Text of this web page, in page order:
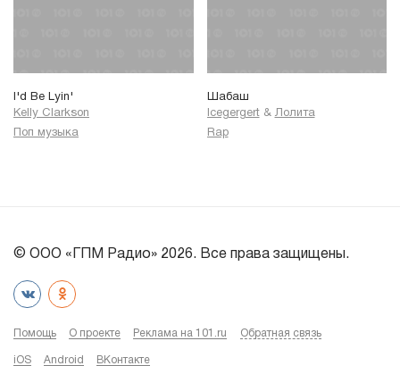
I'd Be Lyin'
Kelly Clarkson
Поп музыка
Шабаш
Icegergert & Лолита
Rap
© ООО «ГПМ Радио» 2026. Все права защищены.
Помощь О проекте Реклама на 101.ru Обратная связь
iOS Android ВКонтакте